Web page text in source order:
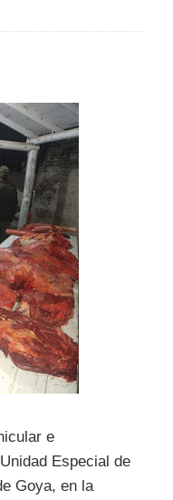
e
Especial de
Goya, en la